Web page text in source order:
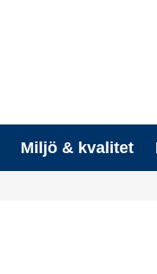
Miljö & kvalitet